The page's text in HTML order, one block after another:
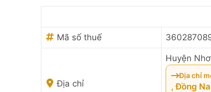
Mã số thuế
Địa chỉ
Huyện
Địa chỉ
, Đồng